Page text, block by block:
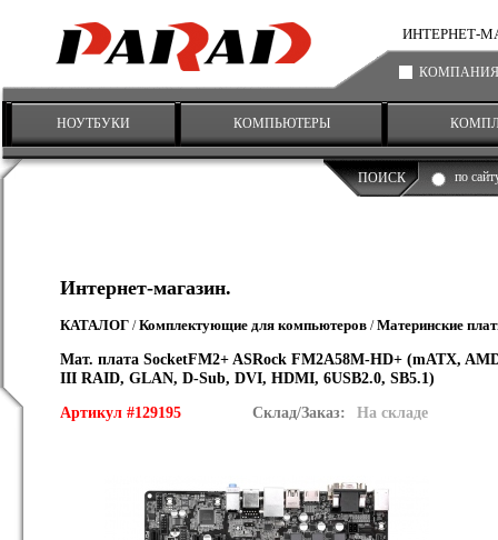
ИНТЕРНЕТ-
КОМПАНИЯ
НОУТБУКИ КОМПЬЮТЕРЫ
ПОИСК по
Интернет-магазин.
КАТАЛОГ /Комплектующие для компьютеров /Материнские
Мат. плата SocketFM2+ ASRock FM2A58M-HD+ (mATX,
III RAID, GLAN, D-Sub, DVI, HDMI, 6USB2.0, SB5.1)
Артикул #129195
Склад/Заказ: На складе